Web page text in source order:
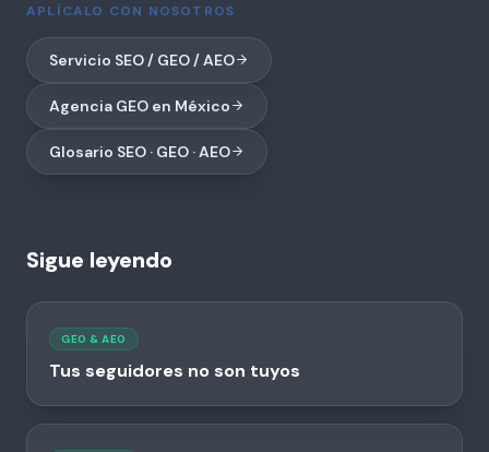
APLÍCALO CON NOSOTROS
Servicio SEO / GEO / AEO
Agencia GEO en México
Glosario SEO · GEO · AEO
Sigue leyendo
GEO & AEO
Tus seguidores no son tuyos